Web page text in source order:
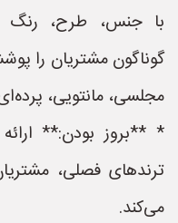
با جنس، طرح، رنگ و
گوناگون مشتریان را
مجلسی، مانتویی،
* **بروز بودن:**
ترندهای فصلی،
می‌کند.